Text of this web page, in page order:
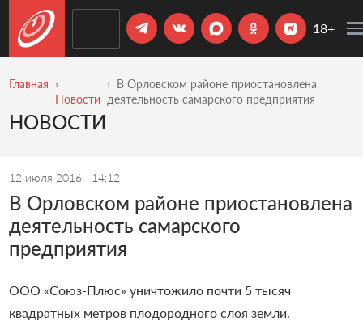
18+
Главная
Новости
В Орловском районе приостановлена
деятельность самарского предприятия
НОВОСТИ
12 июля 2016 14:12
В Орловском районе приостановлена
деятельность самарского
предприятия
ООО «Союз-Плюс» уничтожило почти 5 тысяч
квадратных метров плодородного слоя земли.